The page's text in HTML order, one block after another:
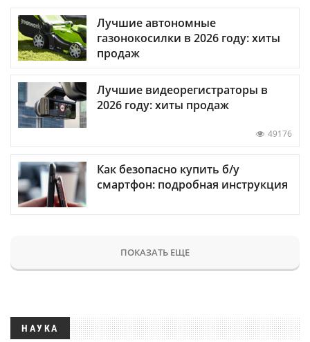
Лучшие автономные
газонокосилки в 2026 году: хиты
продаж
Лучшие видеорегистраторы в
2026 году: хиты продаж
49176
Как безопасно купить б/у
смартфон: подробная инструкция
ПОКАЗАТЬ ЕЩЕ
НАУКА